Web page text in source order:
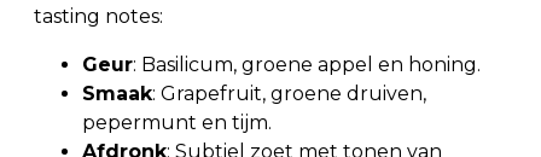
tasting notes:
Geur: Basilicum, groene appel en honing.
Smaak: Grapefruit, groene druiven,
pepermunt en tijm.
Afdronk: Subtiel zoet met tonen van